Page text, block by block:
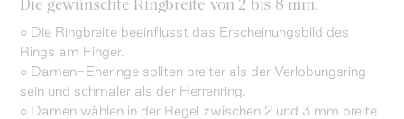
Die gewünschte Ringbreite von 2 bis 8 mm.
○ Die Ringbreite beeinflusst das Erscheinungsbild des
Rings am Finger.
○ Damen-Eheringe sollten breiter als der Verlobungsring
sein und schmaler als der Herrenring.
○ Damen wählen in der Regel zwischen 2 und 3 mm breite